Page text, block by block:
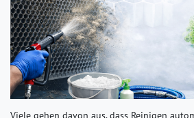
Viele gehen davon aus, dass Reinigen